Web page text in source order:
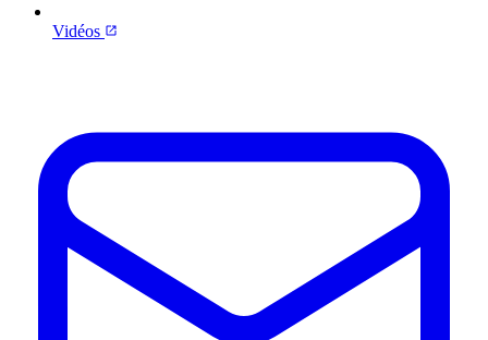
Vidéos